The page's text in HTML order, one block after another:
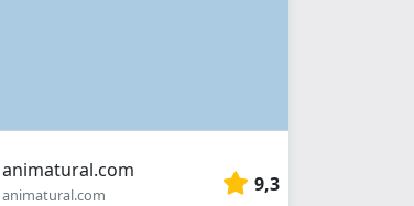
animatural.com
animatural.com 9,3